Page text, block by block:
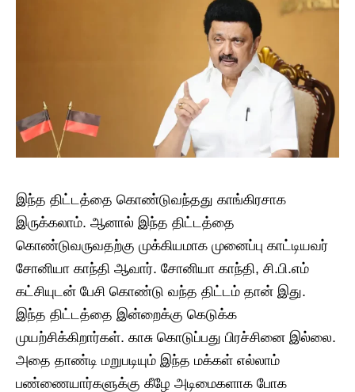
இந்த திட்டத்தை கொண்டுவந்தது காங்கிரசாக
இருக்கலாம். ஆனால் இந்த திட்டத்தை
கொண்டுவருவதற்கு முக்கியமாக முனைப்பு காட்டியவர்
சோனியா காந்தி ஆவார். சோனியா காந்தி, சி.பி.எம்
கட்சியுடன் பேசி கொண்டு வந்த திட்டம் தான் இது.
இந்த திட்டத்தை இன்றைக்கு கெடுக்க
முயற்சிக்கிறார்கள். காசு கொடுப்பது பிரச்சினை இல்லை.
அதை தாண்டி மறுபடியும் இந்த மக்கள் எல்லாம்
பண்ணையார்களுக்கு கீழே அடிமைகளாக போக